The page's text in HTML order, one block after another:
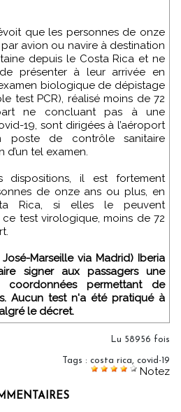
que les personnes de onze
avion ou navire à destination
depuis le Costa Rica et ne
présenter à leur arrivée en
biologique de dépistage
test PCR), réalisé moins de 72
ne concluant pas à une
19, sont dirigées à l’aéroport
de contrôle sanitaire
tel examen.
il est fortement
de onze ans ou plus, en
Rica, si elles le peuvent
test virologique, moins de 72
Marseille via Madrid) Iberia
signer aux passagers une
permettant de
Aucun test n'a été pratiqué à
le décret.
Lu 58956 fois
Tags : costa rica, covid-19
Notez